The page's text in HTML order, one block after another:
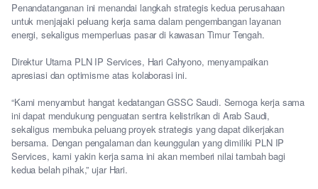
Penandatanganan ini menandai langkah strategis kedua perusahaan
untuk menjajaki peluang kerja sama dalam pengembangan layanan
energi, sekaligus memperluas pasar di kawasan Timur Tengah.
Direktur Utama PLN IP Services, Hari Cahyono, menyampaikan
apresiasi dan optimisme atas kolaborasi ini.
“Kami menyambut hangat kedatangan GSSC Saudi. Semoga kerja sama
ini dapat mendukung penguatan sentra kelistrikan di Arab Saudi,
sekaligus membuka peluang proyek strategis yang dapat dikerjakan
bersama. Dengan pengalaman dan keunggulan yang dimiliki PLN IP
Services, kami yakin kerja sama ini akan memberi nilai tambah bagi
kedua belah pihak,” ujar Hari.